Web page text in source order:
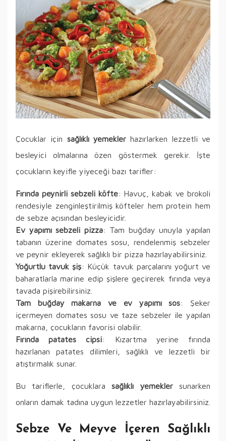
Çocuklar için sağlıklı yemekler hazırlarken lezzetli ve
besleyici olmalarına özen göstermek gerekir. İşte
çocukların keyifle yiyeceği bazı tarifler:
Fırında peynirli sebzeli köfte: Havuç, kabak ve brokoli
rendesiyle zenginleştirilmiş köfteler hem protein hem
de sebze açısından besleyicidir.
Ev yapımı sebzeli pizza: Tam buğday unuyla yapılan
tabanın üzerine domates sosu, rendelenmiş sebzeler
ve peynir ekleyerek sağlıklı bir pizza hazırlayabilirsiniz.
Yoğurtlu tavuk şiş: Küçük tavuk parçalarını yoğurt ve
baharatlarla marine edip şişlere geçirerek fırında veya
tavada pişirebilirsiniz.
Tam buğday makarna ve ev yapımı sos: Şeker
içermeyen domates sosu ve taze sebzeler ile yapılan
makarna, çocukların favorisi olabilir.
Fırında patates cipsi: Kızartma yerine fırında
hazırlanan patates dilimleri, sağlıklı ve lezzetli bir
atıştırmalık sunar.
Bu tariflerle, çocuklarasağlıklı yemeklersunarken
onların damak tadına uygun lezzetler hazırlayabilirsiniz.
Sebze Ve Meyve İçeren Sağlıklı